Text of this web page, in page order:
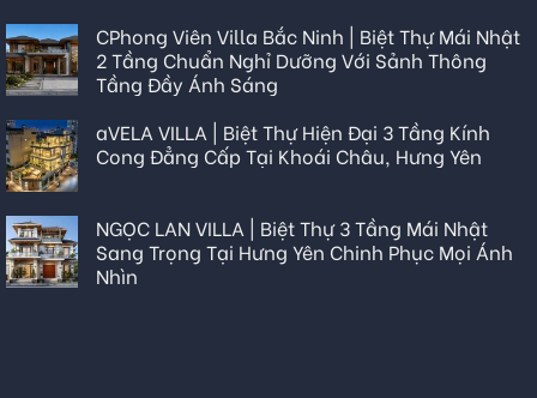
CPhong Viên Villa Bắc Ninh | Biệt Thự Mái Nhật
2 Tầng Chuẩn Nghỉ Dưỡng Với Sảnh Thông
Tầng Đầy Ánh Sáng
aVELA VILLA | Biệt Thự Hiện Đại 3 Tầng Kính
Cong Đẳng Cấp Tại Khoái Châu, Hưng Yên
NGỌC LAN VILLA | Biệt Thự 3 Tầng Mái Nhật
Sang Trọng Tại Hưng Yên Chinh Phục Mọi Ánh
Nhìn